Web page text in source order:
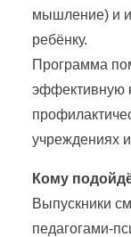
мышление) и
ребёнку.
Программа
эффективную
учреждениях
Кому
Выпускники
педагогами-